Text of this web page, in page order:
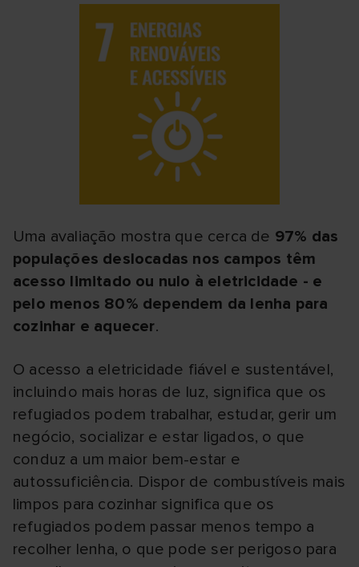
Uma avaliação mostra que cerca de 97% das
populações deslocadas nos campos têm
acesso limitado ou nulo à eletricidade - e
pelo menos 80% dependem da lenha para
cozinhar e aquecer.
O acesso a eletricidade fiável e sustentável,
incluindo mais horas de luz, significa que os
refugiados podem trabalhar, estudar, gerir um
negócio, socializar e estar ligados, o que
conduz a um maior bem-estar e
autossuficiência. Dispor de combustíveis mais
limpos para cozinhar significa que os
refugiados podem passar menos tempo a
recolher lenha, o que pode ser perigoso para